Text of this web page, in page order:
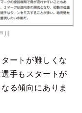
川
ートが難しくな
手もスタートが
る傾向にありま